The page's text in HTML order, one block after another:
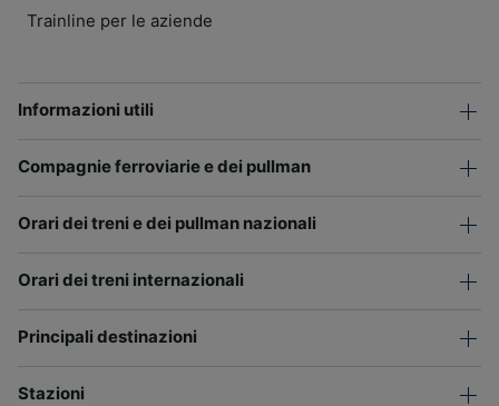
Trainline per le aziende
Informazioni utili
Compagnie ferroviarie e dei pullman
Orari dei treni e dei pullman nazionali
Orari dei treni internazionali
Principali destinazioni
Stazioni